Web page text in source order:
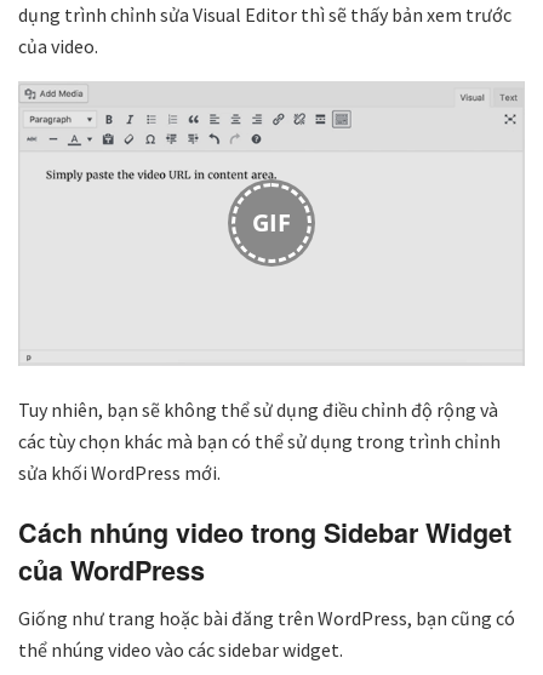
dụng trình chỉnh sửa Visual Editor thì sẽ thấy bản xem trước
của video.
GIF
Tuy nhiên, bạn sẽ không thể sử dụng điều chỉnh độ rộng và
các tùy chọn khác mà bạn có thể sử dụng trong trình chỉnh
sửa khối WordPress mới.
Cách nhúng video trong Sidebar Widget
của WordPress
Giống như trang hoặc bài đăng trên WordPress, bạn cũng có
thể nhúng video vào các sidebar widget.